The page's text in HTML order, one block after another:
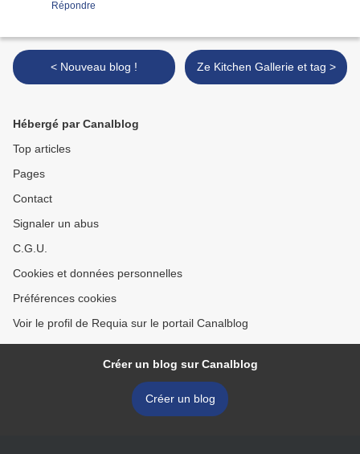
Répondre
< Nouveau blog ! Ze Kitchen Gallerie et tag >
Hébergé par Canalblog
Top articles
Pages
Contact
Signaler un abus
C.G.U.
Cookies et données personnelles
Préférences cookies
Voir le profil de Requia sur le portail Canalblog
Créer un blog sur Canalblog
Créer un blog